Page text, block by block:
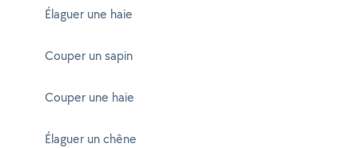
Élaguer une haie
Couper un sapin
Couper une haie
Élaguer un chêne